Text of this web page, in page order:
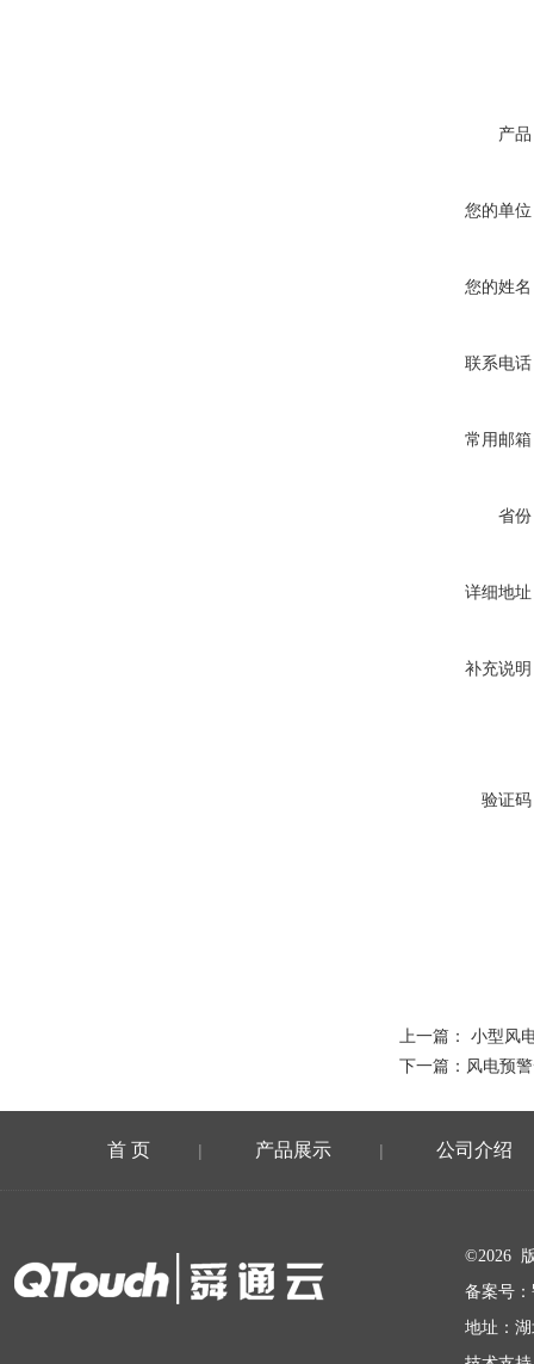
产
您的单
您的姓
联系电
常用邮
省
详细地
补充说
验证
上一篇： 小型风
下一篇： 风电预
首 页 | 产品展示 | 公司介绍
©2026
备案号：
地址：